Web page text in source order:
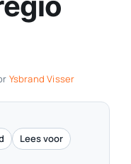
Ysbrand Visser
Lees voor